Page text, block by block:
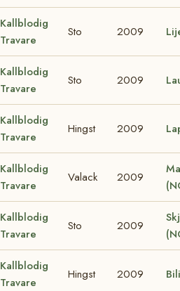
Kallblodig
Travare
Sto 2009
Kallblodig
Travare
Sto 2009
Kallblodig
Travare
Hingst 2009
Kallblodig
Travare
Valack 2009
Kallblodig
Travare
Sto 2009
Kallblodig
Travare
Hingst 2009